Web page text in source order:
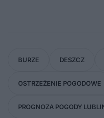
BURZE DESZCZ
OSTRZEŻENIE POGODOWE
PROGNOZA POGODY